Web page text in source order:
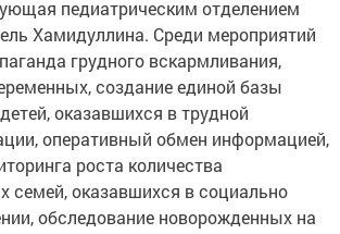
педиатрическим отделением
Хамидуллина. Среди мероприятий
грудного вскармливания,
создание единой базы
оказавшихся в трудной
оперативный обмен информацией,
роста количества
семей, оказавшихся в социально
обследование новорожденных на